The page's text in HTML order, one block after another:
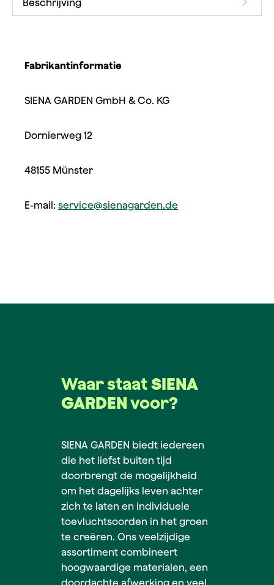
Beschrijving
Fabrikantinformatie
SIENA GARDEN GmbH & Co. KG
Dornierweg 12
48155 Münster
E-mail: service@sienagarden.de
Waar staatSIENA
GARDENvoor?
SIENA GARDEN biedt iedereen
die het liefst buiten tijd
doorbrengt de mogelijkheid
om het dagelijks leven achter
zich te laten en individuele
toevluchtsoorden in het groen
te creëren. Ons veelzijdige
assortiment combineert
hoogwaardige materialen, een
doordachte afwerking en veel